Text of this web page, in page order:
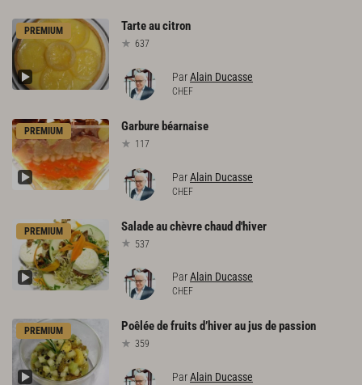
PREMIUM Tarteaucitron
637
ParAlain Ducasse
CHEF
PREMIUM Garbure béarnaise
117
ParAlain Ducasse
CHEF
PREMIUM Saladeauchèvrechaud d'hiver
537
ParAlain Ducasse
CHEF
PREMIUM Poêléedefruitsd’hiveraujusdepassion
359
ParAlain Ducasse